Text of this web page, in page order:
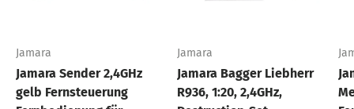
Jamara
Jamara Sender 2,4GHz
gelb Fernsteuerung
Jamara
Jamara Bagger Liebherr
R936, 1:20, 2,4GHz,